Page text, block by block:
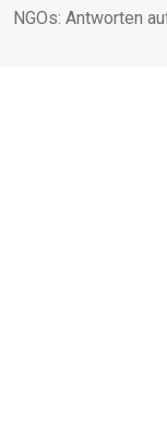
NGOs: Antworten